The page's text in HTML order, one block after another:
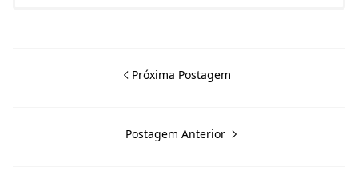
Próxima Postagem
Postagem Anterior